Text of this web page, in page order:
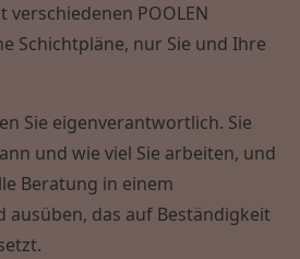
verschiedenen POOLEN
Schichtpläne, nur Sie und Ihre
Sie eigenverantwortlich. Sie
und wie viel Sie arbeiten, und
Beratung in einem
ausüben, das auf Beständigkeit